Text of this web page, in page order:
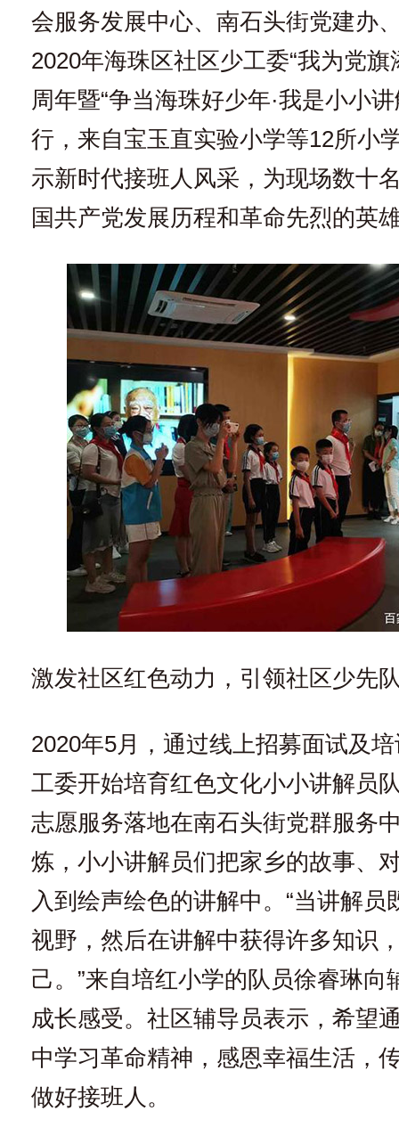
会服务发展中心、南石头街党建办
2020年海珠区社区少工委“我为党旗
周年暨“争当海珠好少年·我是小小
行，来自宝玉直实验小学等12所小
示新时代接班人风采，为现场数十
国共产党发展历程和革命先烈的英
激发社区红色动力，引领社区少先
2020年5月，通过线上招募面试及
工委开始培育红色文化小小讲解员
志愿服务落地在南石头街党群服务
炼，小小讲解员们把家乡的故事、
入到绘声绘色的讲解中。“当讲解员
视野，然后在讲解中获得许多知识
己。”来自培红小学的队员徐睿琳向
成长感受。社区辅导员表示，希望
中学习革命精神，感恩幸福生活，
做好接班人。